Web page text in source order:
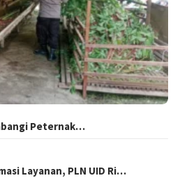
Peternak…
Layanan, PLN UID Ri…